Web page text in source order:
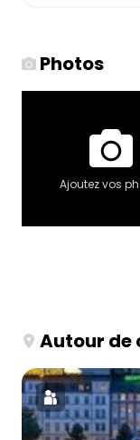
Photos
Ajoutez vos
Autour de